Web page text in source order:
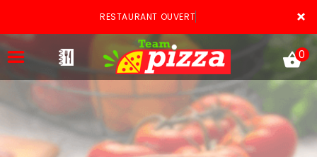
×
RESTAURANT OUVERT
0